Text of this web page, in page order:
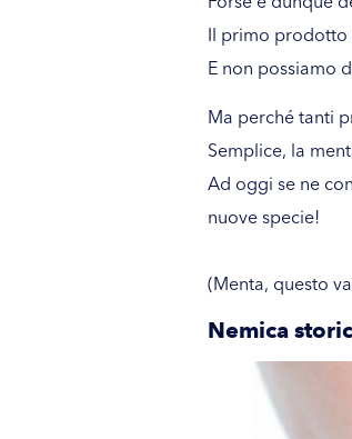
Il primo prodotto
E non possiamo
Ma perché tanti
Semplice, la
Ad oggi se ne
nuove specie!
(Menta, questo
Nemica